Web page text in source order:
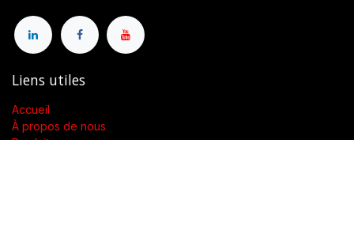
Liens utiles
Accueil
À propos de nous
Produits